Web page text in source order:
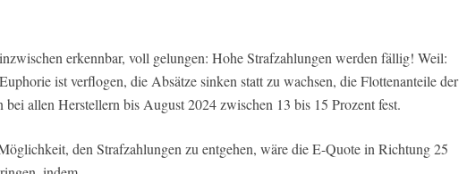
erkennbar, voll gelungen: Hohe Strafzahlungen werden fällig! Weil:
ist verflogen, die Absätze sinken statt zu wachsen, die Flottenanteile der
allen Herstellern bis August 2024 zwischen 13 bis 15 Prozent fest.
den Strafzahlungen zu entgehen, wäre die E-Quote in Richtung 25